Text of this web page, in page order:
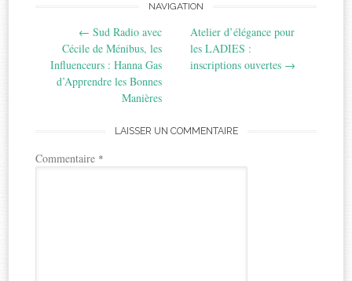
navigation
NAVIGATION
← Sud Radio avec
Cécile de Ménibus, les
Influenceurs : Hanna Gas
d’Apprendre les Bonnes
Manières
Atelier d’élégance pour
les LADIES :
inscriptions ouvertes →
LAISSER UN COMMENTAIRE
Commentaire *